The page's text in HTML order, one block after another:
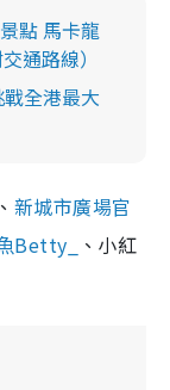
點 馬卡龍
通路線）
全港最大
、 新城市廣場官
Betty_
、小紅